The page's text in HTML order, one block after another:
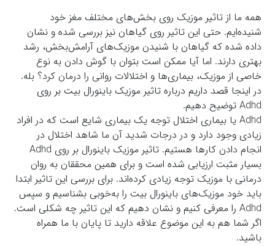
همه ما از تاثیر موزیک روی بخش‌های مختلف مغز خود
شنیده‌ایم. حتی این تاثیر روی گیاهان نیز بررسی شده و نشان
داده شده که گیاهان با شنیدن موزیک‌های آرامش‌بخش، رشد
بهتری دارند. اما آیا ممکن است بتوان با گوش دادن به نوع
خاصی از موزیک، بیماری‌ها و اختلالات روانی را درمان کرد؟ بله.
در اینجا قصد داریم درباره تاثیر موزیک باینورال بیت بر روی
Adhd توضیح دهیم.
Adhd یا بیماری اختلال توجه یک بیماری شایع است که در افراد
زیادی وجود دارد و در درجات شدید آن ما شاهد اختلال در
انجام دادن کارها هستیم. تاثیر موزیک باینورال بر روی Adhd
بسیار مثبت ارزیابی شده است و برای همین محققان به روان
درمانی با موزیک توجه زیادی کرده‌اند. برای بررسی این تاثیر ابتدا
باید خود موزیک‌های باینورال بیت را به‌خوبی بشناسیم و سپس
Adhd را معرفی کنیم و نشان دهیم که این تاثیر چه شکلی است.
اگر شما هم به این موضوع علاقه دارید تا پایان با ما همراه
باشید.